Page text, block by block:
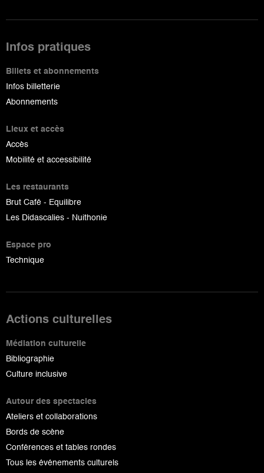
Infos pratiques
Billets et abonnements
Infos billetterie
Abonnements
Lieux et accès
Accès
Mobilité et accessibilité
Les restaurants
Brut Café - Equilibre
Les Didascalies - Nuithonie
Espace pro
Technique
Actions culturelles
Médiation culturelle
Bibliographie
Culture inclusive
Autour des spectacles
Ateliers et collaborations
Bords de scène
Conférences et tables rondes
Tous les événements culturels